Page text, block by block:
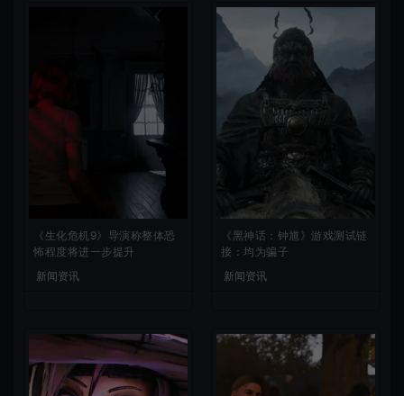
《生化危机9》导演称整体恐
怖程度将进一步提升
新闻资讯
《黑神话：钟馗》游戏测试链
接：均为骗子
新闻资讯